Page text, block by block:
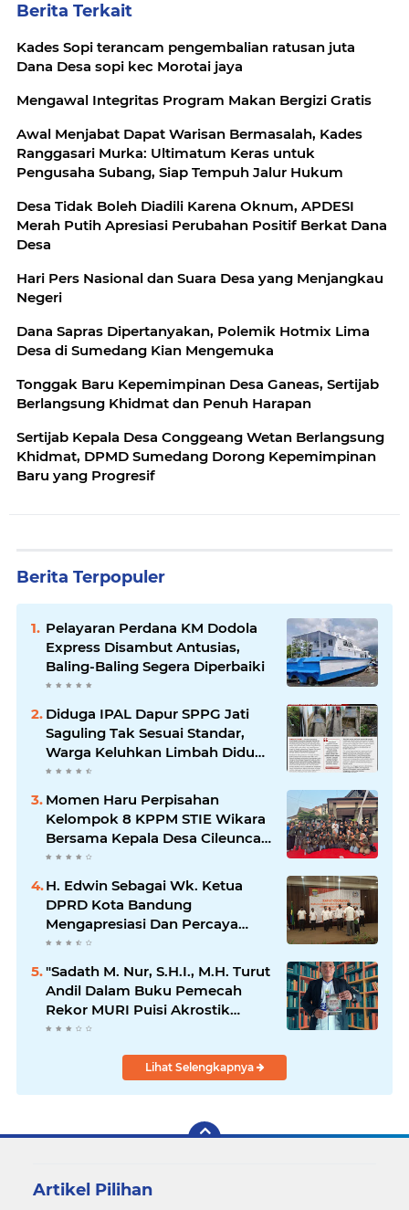
Berita Terkait
Kades Sopi terancam pengembalian ratusan juta
Dana Desa sopi kec Morotai jaya
Mengawal Integritas Program Makan Bergizi Gratis
Awal Menjabat Dapat Warisan Bermasalah, Kades
Ranggasari Murka: Ultimatum Keras untuk
Pengusaha Subang, Siap Tempuh Jalur Hukum
Desa Tidak Boleh Diadili Karena Oknum, APDESI
Merah Putih Apresiasi Perubahan Positif Berkat Dana
Desa
Hari Pers Nasional dan Suara Desa yang Menjangkau
Negeri
Dana Sapras Dipertanyakan, Polemik Hotmix Lima
Desa di Sumedang Kian Mengemuka
Tonggak Baru Kepemimpinan Desa Ganeas, Sertijab
Berlangsung Khidmat dan Penuh Harapan
Sertijab Kepala Desa Conggeang Wetan Berlangsung
Khidmat, DPMD Sumedang Dorong Kepemimpinan
Baru yang Progresif
Berita Terpopuler
Pelayaran Perdana KM Dodola
Express Disambut Antusias,
Baling-Baling Segera Diperbaiki
Diduga IPAL Dapur SPPG Jati
Saguling Tak Sesuai Standar,
Warga Keluhkan Limbah Diduga
Mengalir ke Sungai
Momen Haru Perpisahan
Kelompok 8 KPPM STIE Wikara
Bersama Kepala Desa Cileunca
di Kecamatan Bojong
H. Edwin Sebagai Wk. Ketua
DPRD Kota Bandung
Mengapresiasi Dan Percaya
Penuh Kepada Kepemimpinan
Merdi Hajiji Sebagai ketua DPD
Lpm Kota Bandung Periode
2021-2026
"Sadath M. Nur, S.H.I., M.H. Turut
Andil Dalam Buku Pemecah
Rekor MURI Puisi Akrostik
Terbanyak
Lihat Selengkapnya
Artikel Pilihan